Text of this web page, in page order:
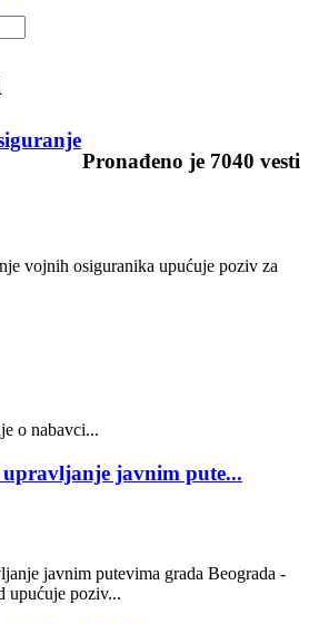
Pronađeno je 7040 vesti
vojnih osiguranika upućuje poziv za
o nabavci...
upravljanje javnim pute...
javnim putevima grada Beograda -
upućuje poziv...